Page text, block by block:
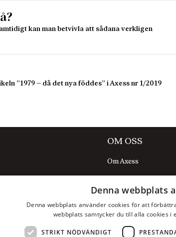
kan man betvivla att sådana verkligen
”1979 – då det nya föddes” i Axess nr 1/2019
OM OSS
Om Axess
Annonsera
Integritetspolicy
Webbplatskarta
Denna webbplats
Denna webbplats använder cookies för att
webbplats samtycker du till alla cookies i
STRIKT NÖDVÄNDIGT